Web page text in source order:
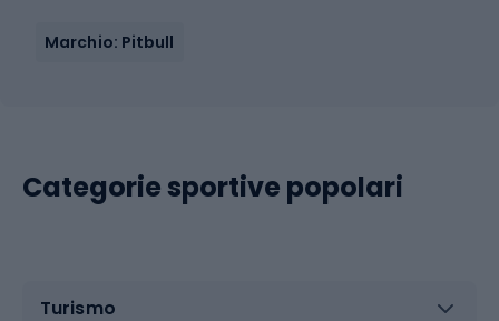
Marchio: Pitbull
Categorie sportive popolari
Turismo